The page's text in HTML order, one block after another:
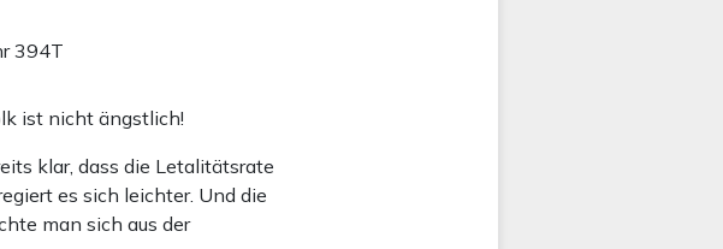
394T
ist nicht ängstlich!
klar, dass die Letalitätsrate
es sich leichter. Und die
man sich aus der